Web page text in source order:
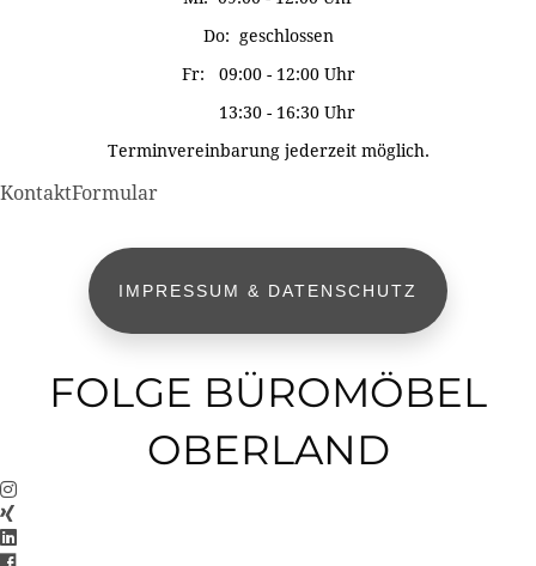
Do: geschlossen
Fr: 09:00 - 12:00 Uhr
13:30 - 16:30 Uhr
Terminvereinbarung jederzeit möglich.
KontaktFormular
IMPRESSUM & DATENSCHUTZ
FOLGE BÜROMÖBEL
OBERLAND